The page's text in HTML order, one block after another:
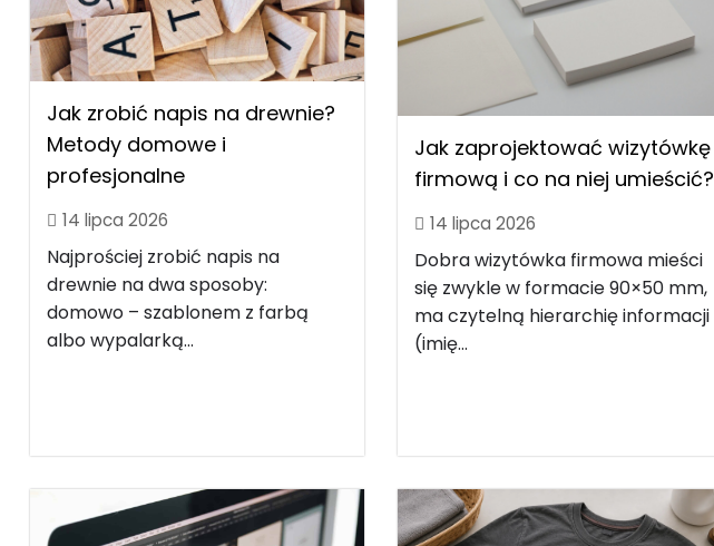
Jak zrobić napis na drewnie?
Metody domowe i
profesjonalne
14 lipca 2026
Najprościej zrobić napis na
drewnie na dwa sposoby:
domowo – szablonem z farbą
albo wypalarką...
Jak zaprojektować wizytówkę
firmową i co na niej umieścić?
14 lipca 2026
Dobra wizytówka firmowa mieści
się zwykle w formacie 90×50 mm,
ma czytelną hierarchię informacji
(imię...